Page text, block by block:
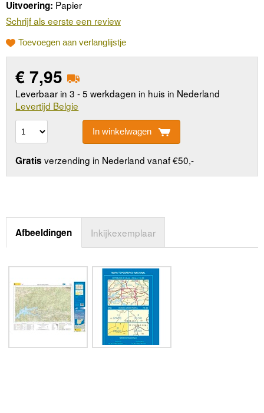
Uitvoering: Papier
Schrijf als eerste een review
Toevoegen aan verlanglijstje
€7,95
Leverbaar in 3 - 5 werkdagen in huis in Nederland
Levertijd Belgie
In winkelwagen
Gratis verzending in Nederland vanaf €50,-
Afbeeldingen Inkijkexemplaar